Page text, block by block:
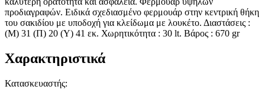
προδιαγραφών. Ειδικά σχεδιασμένο φερμουάρ στην κεντρική θήκη
του σακιδίου με υποδοχή για κλείδωμα με λουκέτο. Διαστάσεις :
(Μ) 31 (Π) 20 (Υ) 41 εκ. Χωρητικότητα : 30 lt. Βάρος : 670 gr
Χαρακτηριστικά
Κατασκευαστής: